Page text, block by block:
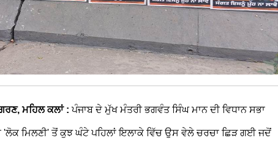
ਮਹਿਲ ਕਲਾਂ :ਪੰਜਾਬ ਦੇ ਮੁੱਖ ਮੰਤਰੀ ਭਗਵੰਤ ਸਿੰਘ ਮਾਨ ਦੀ ਵਿਧਾਨ ਸਭਾ
'ਲੋਕ ਮਿਲਣੀ' ਤੋਂ ਕੁਝ ਘੰਟੇ ਪਹਿਲਾਂ ਇਲਾਕੇ ਵਿੱਚ ਉਸ ਵੇਲੇ ਚਰਚਾ ਛਿੜ ਗਈ ਜਦੋਂ